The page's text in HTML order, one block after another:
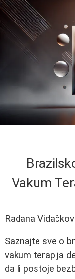
Vakum
Radana
Saznajte sve o
vakum terapija
da li postoje